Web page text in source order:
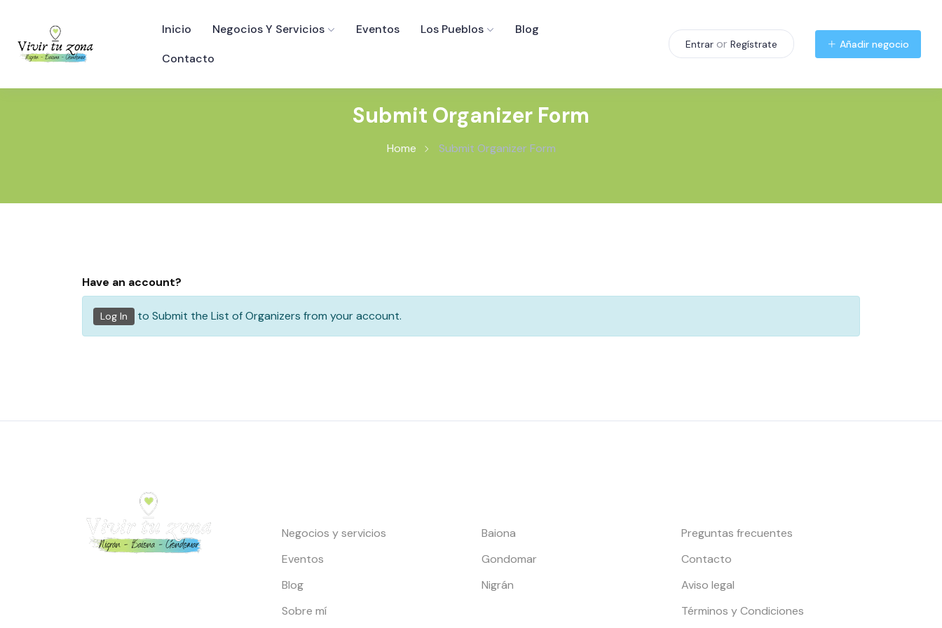
Inicio Negocios Y Servicios Eventos Los Pueblos
Blog
Contacto
Entrar or Regístrate Añadir negocio
Submit Organizer Form
Home Submit Organizer Form
Have an account?
Log In to Submit the List of Organizers from your account.
Negocios y servicios
Eventos
Blog
Sobre mí
Baiona
Gondomar
Nigrán
Preguntas frecuentes
Contacto
Aviso legal
Términos y Condiciones